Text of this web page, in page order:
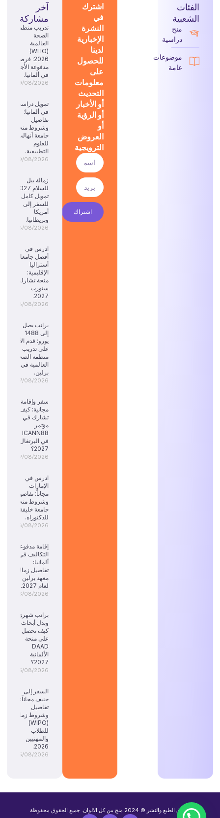
الفئات
الشعبية
منح
دراسية
موضوعات
عامة
اشترك
في
النشرة
الإخبارية
لدينا
للحصول
على
معلومات
التحديث
أو الأخبار
أو الرؤية
أو
العروض
الترويجية
اشتراك
آخر
مشاركة
تدريب منظمة
الصحة
العالمية
(WHO)
2026: فرصة
مدفوعة الأجر
في ألمانيا.
09/08/2026
تمويل دراسي
في ألمانيا:
تفاصيل
وشروط منحة
جامعة أنهالت
للعلوم
التطبيقية.
09/08/2026
زمالة ييل
تمويل كامل
للسفر إلى
أمريكا
وبريطانيا.
08/08/2026
ادرس في
أفضل جامعات
أستراليا
الإقليمية:
منحة تشارلز
ستورت
2027.
08/08/2026
براتب يصل
إلى 1488
يورو: قدم الآن
على تدريب
منظمة الصحة
العالمية في
برلين.
07/08/2026
سفر وإقامة
مجانية: كيف
تشارك في
مؤتمر
ICANN88
في البرتغال
2027؟
07/08/2026
ادرس في
الإمارات
مجاناً: تفاصيل
وشروط منحة
جامعة خليفة
للدكتوراه.
06/08/2026
إقامة مدفوعة
التكاليف في
ألمانيا:
تفاصيل زمالة
معهد برلين
لعام 2027.
06/08/2026
براتب شهري
وبدل أبحاث:
كيف تحصل
على منحة
DAAD
الألمانية
2027؟
05/08/2026
السفر إلى
جنيف مجاناً:
تفاصيل
وشروط زمالة
(WIPO)
للطلاب
والمهنيين
2026.
05/08/2026
حقوق الطبع والنشر © 2024 منح من كل الالوان. جميع الحقوق محفوظة